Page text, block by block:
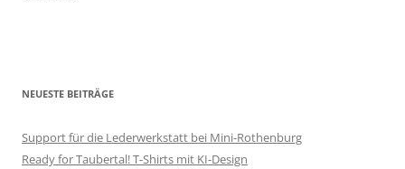
NEUESTE BEITRÄGE
Support für die Lederwerkstatt bei Mini-Rothenburg
Ready for Taubertal! T-Shirts mit KI-Design